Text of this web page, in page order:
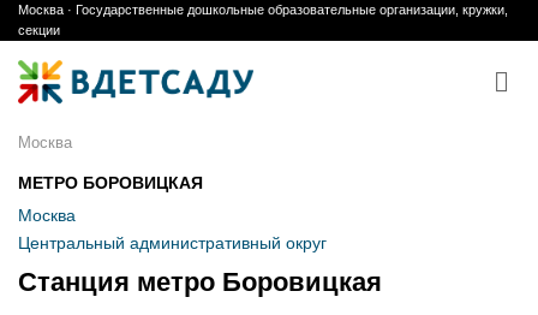
Skip
to
content
Москва · Государственные дошкольные образовательные организации, кружки,
секции
Москва
МЕТРО БОРОВИЦКАЯ
Москва
Центральный административный округ
Станция метро Боровицкая